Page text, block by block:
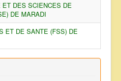
ET DES SCIENCES DE
DE MARADI
ET DE SANTE (FSS) DE